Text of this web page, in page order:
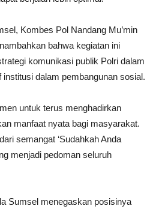
Kombes Pol Nandang Mu’min
bahwa kegiatan ini
komunikasi publik Polri dalam
dalam pembangunan sosial.
untuk terus menghadirkan
manfaat nyata bagi masyarakat.
semangat ‘Sudahkah Anda
menjadi pedoman seluruh
Sumsel menegaskan posisinya